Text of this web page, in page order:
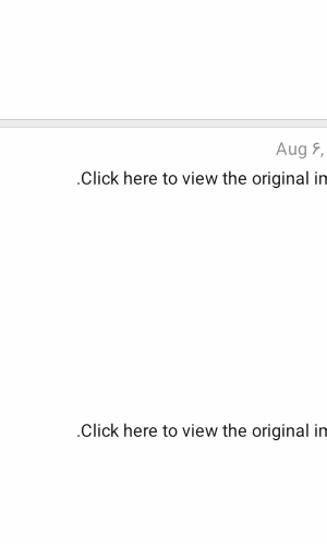
Aug 6,
Click here to view the original
Click here to view the original